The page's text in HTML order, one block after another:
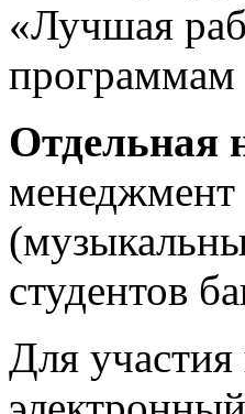
«Лучшая
программам
Отдельная
менеджмент
студентов
Для участия